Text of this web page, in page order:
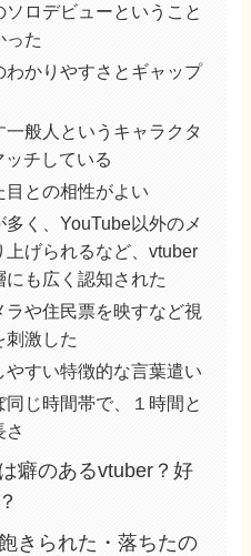
ソロデビューということ
った
わかりやすさとギャップ
一般人というキャラクタ
チしている
目との相性がよい
く、YouTube以外のメ
上げられるなど、vtuber
にも広く認知された
ラや住民票を映すなど視
刺激した
やすい特徴的な言葉遣い
じ時間帯で、１時間と
さ
癖のあるvtuber？好
きられた・落ちたの